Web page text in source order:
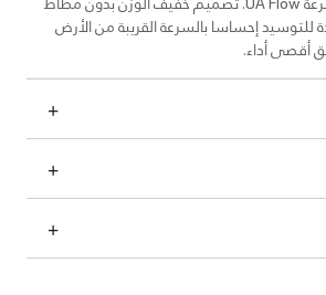
للتوسيد إحساسا بالسرعة القريبة من الأرض
أقصى أداء.